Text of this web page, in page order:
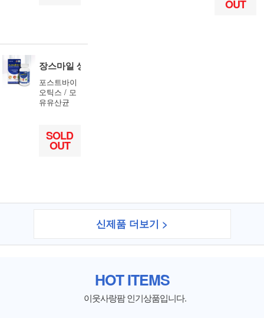
OUT
장스마일 생유산균 60캡슐
포스트바이
오틱스 / 모
유유산균
SOLD
OUT
신제품 더보기 >
HOT ITEMS
이웃사랑팜 인기상품입니다.